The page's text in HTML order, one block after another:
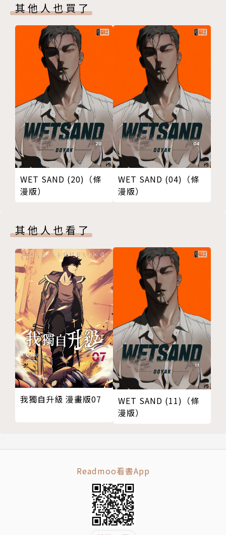
版權頁
封底
其他人也買了
WET SAND (20)（條
漫版）
WET SAND (04)（條
漫版）
其他人也看了
我獨自升級 漫畫版07
WET SAND (11)（條
漫版）
Readmoo看書App